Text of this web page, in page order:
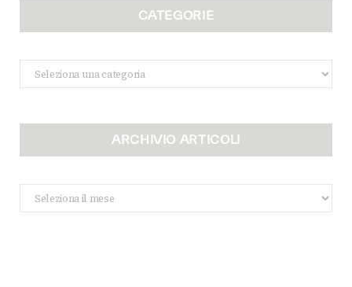
CATEGORIE
Categorie
ARCHIVIO ARTICOLI
Archivio
Articoli